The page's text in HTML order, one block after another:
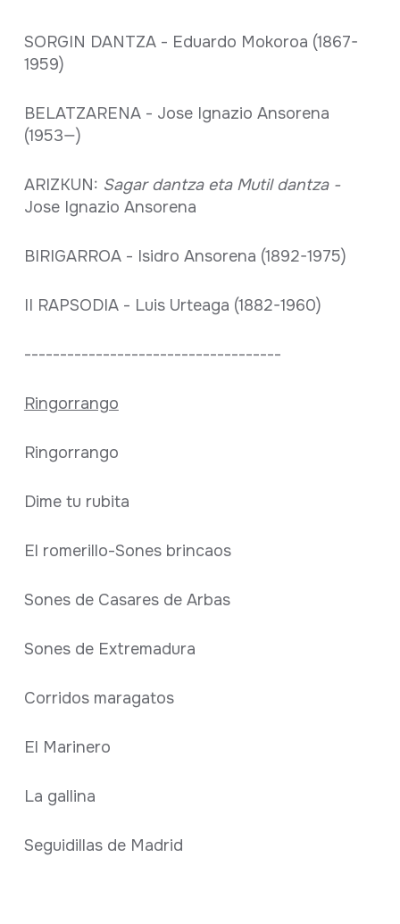
SORGIN DANTZA - Eduardo Mokoroa (1867-
1959)
BELATZARENA - Jose Ignazio Ansorena
(1953—)
ARIZKUN: Sagar dantza eta Mutil dantza -
Jose Ignazio Ansorena
BIRIGARROA - Isidro Ansorena (1892-1975)
II RAPSODIA - Luis Urteaga (1882-1960)
------------------------------------
Ringorrango
Ringorrango
Dime tu rubita
El romerillo-Sones brincaos
Sones de Casares de Arbas
Sones de Extremadura
Corridos maragatos
El Marinero
La gallina
Seguidillas de Madrid